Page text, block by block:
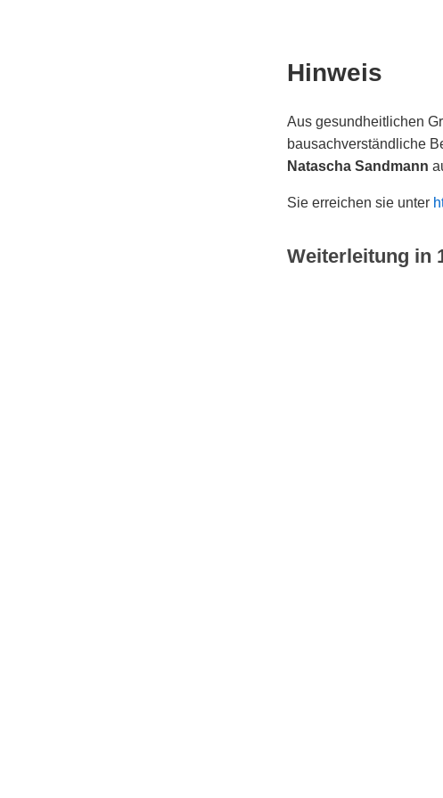
Hinweis
Aus gesundheitlichen
bausachverständliche
Natascha Sandmann
Sie erreichen sie unter
Weiterleitung in